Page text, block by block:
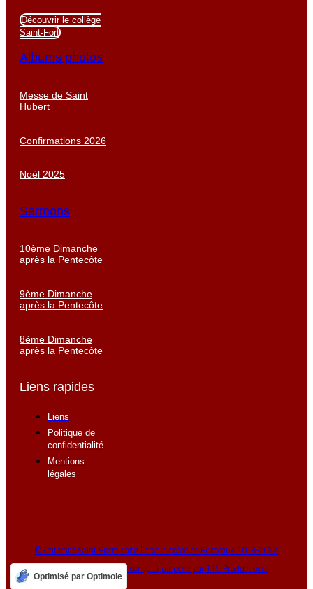
Découvrir le collège
Saint-Fort
Albums photos
Messe de Saint
Hubert
Confirmations 2026
Noël 2025
Sermons
10ème Dimanche
après la Pentecôte
9ème Dimanche
après la Pentecôte
8ème Dimanche
après la Pentecôte
Liens rapides
Liens
Politique de
confidentialité
Mentions
légales
©Fraternité Saint Pierre dans l'archidiocèse de Bordeaux 2018-2022
Maparoissesurinternet, conçu et proposé par 119 Productions.
Optimisé par Optimole